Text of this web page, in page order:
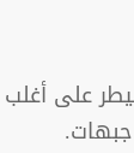
على